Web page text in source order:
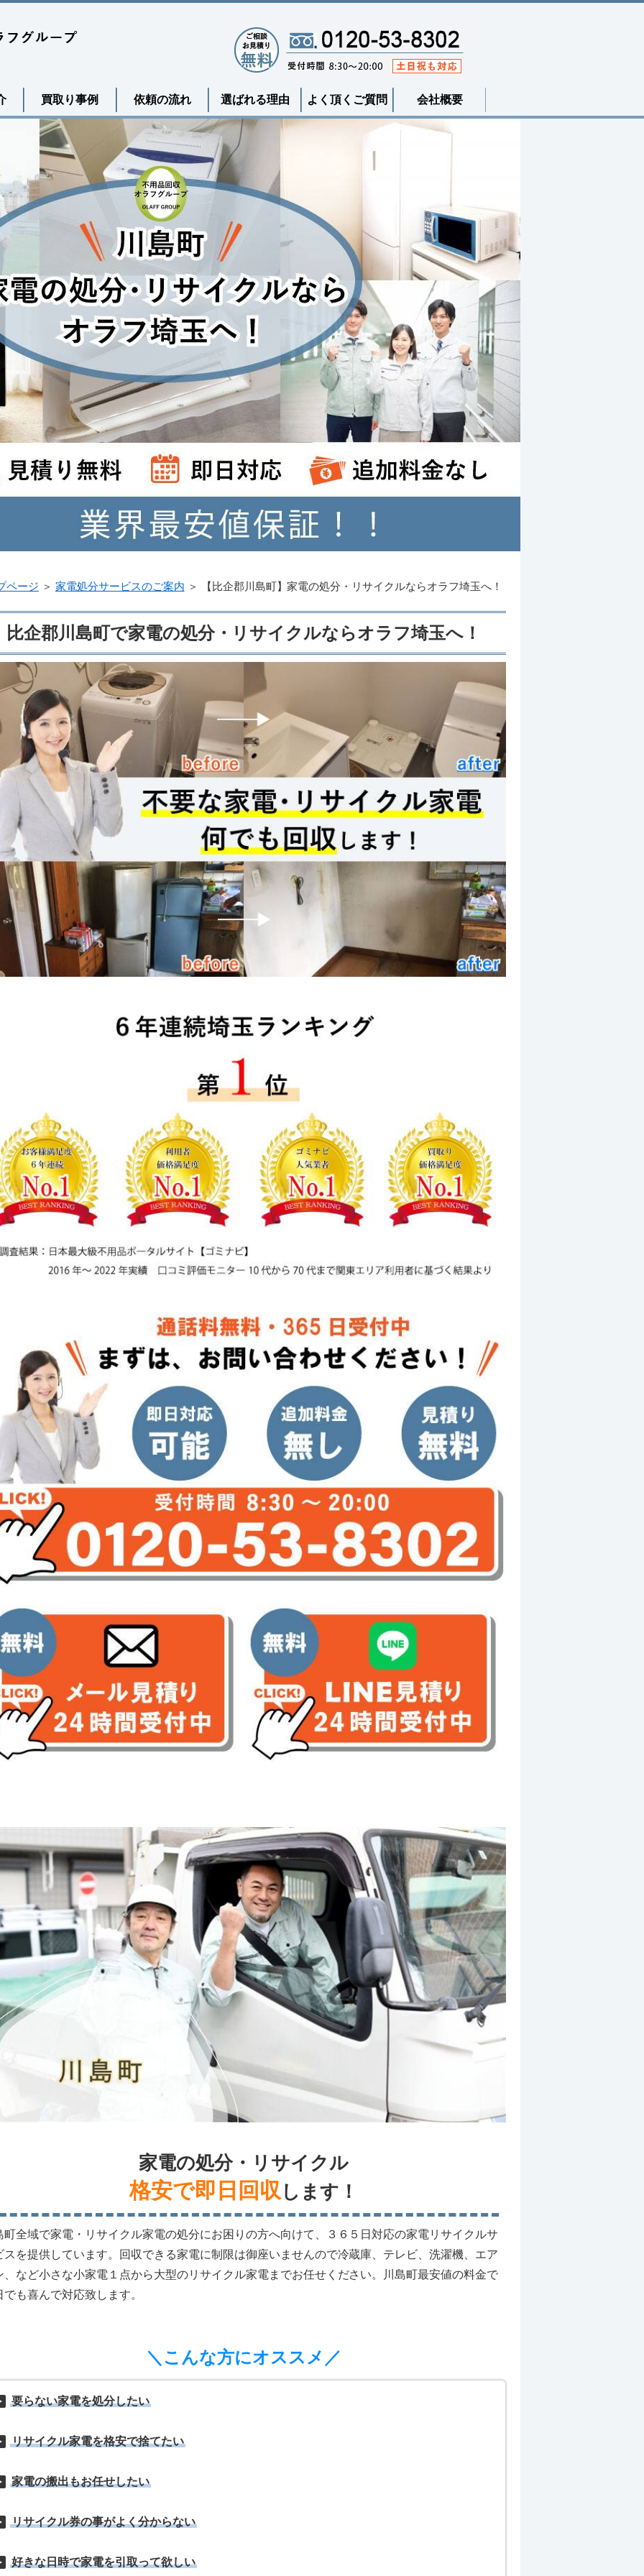
買取り事例 依頼の流れ 選ばれる理由 よく頂くご質問 会社概要
ページ ＞ 家電処分サービスのご案内 ＞ 【比企郡川島町】家電の処分・リサイクルならオラフ埼玉へ！
比企郡川島町で家電の処分・リサイクルならオラフ埼玉へ！
家電の処分・リサイクル
格安で即日回収 します！
町全域で家電・リサイクル家電の処分にお困りの方へ向けて、３６５日対応の家電リサイクルサ
スを提供しています。回収できる家電に制限は御座いませんので冷蔵庫、テレビ、洗濯機、エア
、など小さな小家電１点から大型のリサイクル家電までお任せください。川島町最安値の料金で
でも喜んで対応致します。
＼こんな方にオススメ／
要らない家電を処分したい
リサイクル家電を格安で捨てたい
家電の搬出もお任せしたい
リサイクル券の事がよく分からない
好きな日時で家電を引取って欲しい